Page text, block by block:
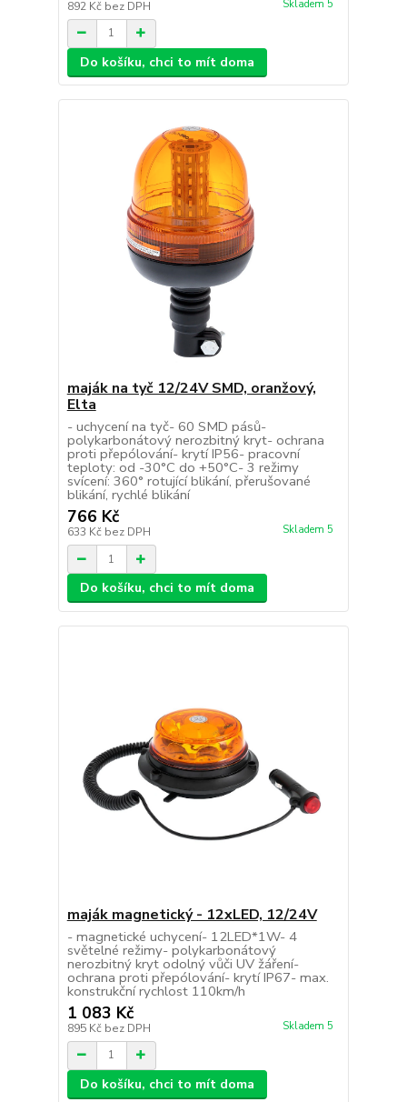
892 Kč bez DPH Skladem 5
Do košíku, chci to mít doma
maják na tyč 12/24V SMD, oranžový,
Elta
- uchycení na tyč- 60 SMD pásů-
polykarbonátový nerozbitný kryt- ochrana
proti přepólování- krytí IP56- pracovní
teploty: od -30°C do +50°C- 3 režimy
svícení: 360° rotující blikání, přerušované
blikání, rychlé blikání
766 Kč
633 Kč bez DPH Skladem 5
Do košíku, chci to mít doma
maják magnetický - 12xLED, 12/24V
- magnetické uchycení- 12LED*1W- 4
světelné režimy- polykarbonátový
nerozbitný kryt odolný vůči UV žáření-
ochrana proti přepólování- krytí IP67- max.
konstrukční rychlost 110km/h
1 083 Kč
895 Kč bez DPH Skladem 5
Do košíku, chci to mít doma